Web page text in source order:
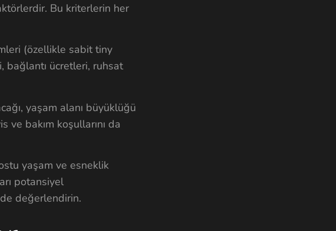
Bu kriterlerin her
(özellikle sabit tiny
bağlantı ücretleri, ruhsat
yaşam alanı büyüklüğü
ve bakım koşullarını da
yaşam ve esneklik
potansiyel
değerlendirin.